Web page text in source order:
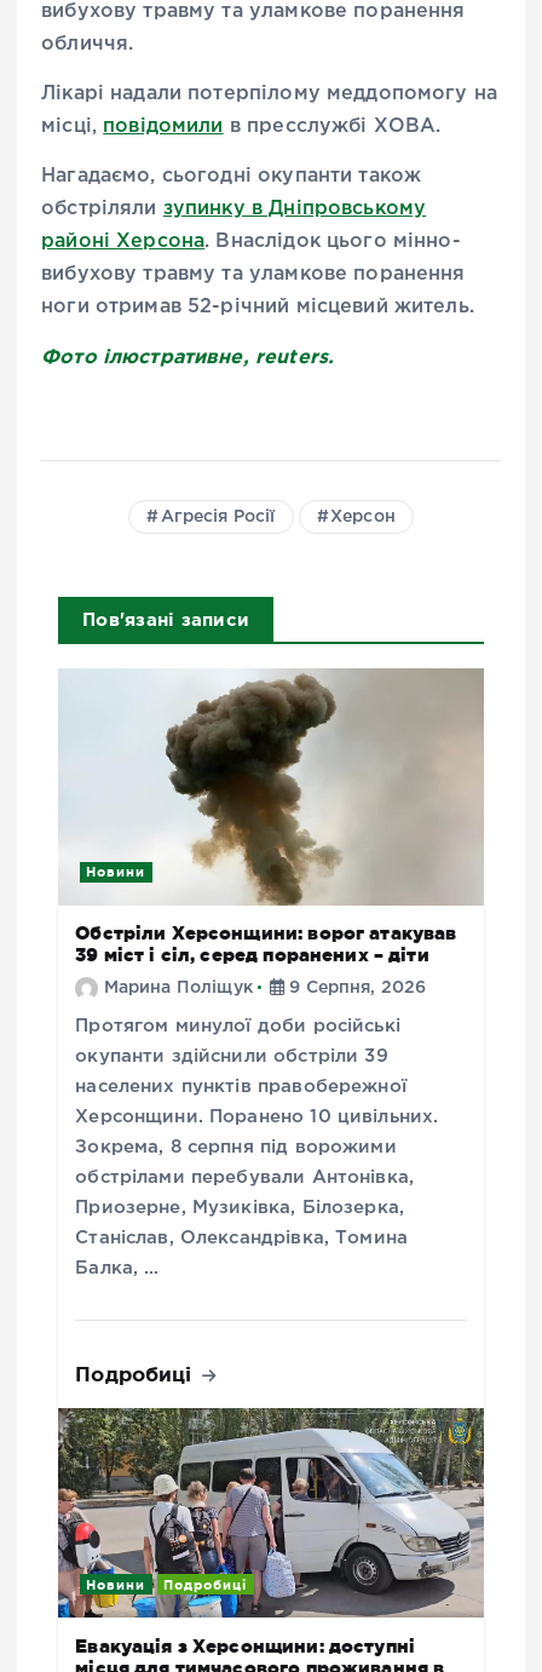
вибухову травму та уламкове поранення
обличчя.
Лікарі надали потерпілому меддопомогу на
місці, повідомили в пресслужбі ХОВА.
Нагадаємо, сьогодні окупанти також
обстріляли зупинку в Дніпровському
районі Херсона. Внаслідок цього мінно-
вибухову травму та уламкове поранення
ноги отримав 52-річний місцевий житель.
Фото ілюстративне, reuters.
Агресія Росії Херсон
Пов'язані записи
Новини
Обстріли Херсонщини: ворог атакував
39 міст і сіл, серед поранених – діти
Марина Поліщук 9 Серпня, 2026
Протягом минулої доби російські
окупанти здійснили обстріли 39
населених пунктів правобережної
Херсонщини. Поранено 10 цивільних.
Зокрема, 8 серпня під ворожими
обстрілами перебували Антонівка,
Приозерне, Музиківка, Білозерка,
Станіслав, Олександрівка, Томина
Балка, …
Подробиці
Новини Подробиці
Евакуація з Херсонщини: доступні
місця для тимчасового проживання в